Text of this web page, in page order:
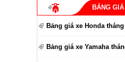
BẢNG
Bảng giá xe Honda tháng
Bảng giá xe Yamaha